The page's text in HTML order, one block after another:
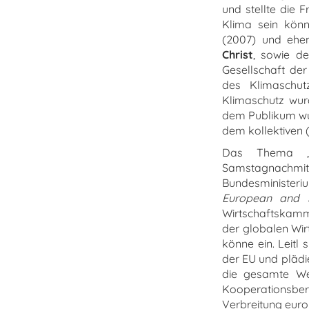
und stellte die
Klima sein
(2007) und
Christ , sowie
Gesellschaft
des
Klimaschutz
dem Publikum
dem kollektiven
Das Thema
European and
der globalen
könne ein. Leitl
der EU und
die gesamte
Verbreitung